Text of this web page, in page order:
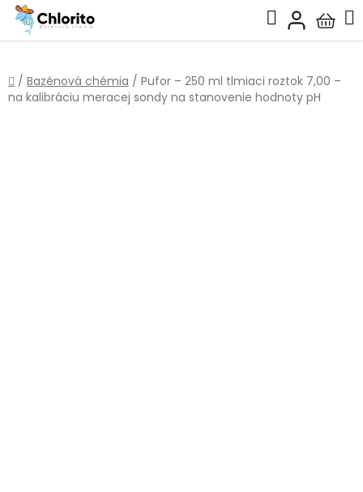
Prejsť
obsah
Hľadať
košík
Domov
/ Bazénová chémia / Pufor – 250 ml tlmiaci roztok 7,00 –
na kalibráciu meracej sondy na stanovenie hodnoty pH